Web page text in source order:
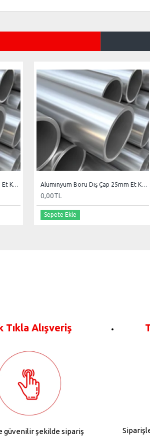
Alüminyum Boru Dış Çap 16mm Et Kal 3mm Alüminyum Boru Dış Çap 25mm Et Kal 2.5mm
0,00TL
Sepete Ekle
Tıkla Alışveriş
güvenilir şekilde sipariş